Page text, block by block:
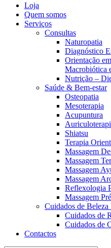
Loja
Quem somos
Serviços
Consultas
Naturopatia
Diagnóstico
Orientação
Macrobiótica
Nutrição –
Saúde & Bem-estar
Osteopatia
Mesoterapia
Acupuntura
Shiatsu
Terapia
Massagem
Massagem
Massagem
Massagem
Reflexologia
Massagem
Cuidados de Beleza
Cuidados de
Cuidados de
Contactos